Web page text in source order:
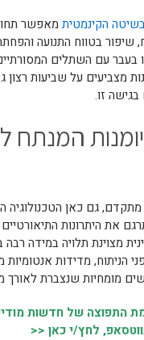
הקינמטית מאפשר
שיפור בטווח התנועה
בעבר עם השתלים
מצביעים על שביעות רצון
זו.
המנתח
מתקדם, גם כאן הטכנולוגיה
את היתרונות
מצוינת תלויה במידה רבה
הניתוח, מדידות
מומחיות שנצברת לאורך
התפוצה של חדשות
לחץ/י כאן <<